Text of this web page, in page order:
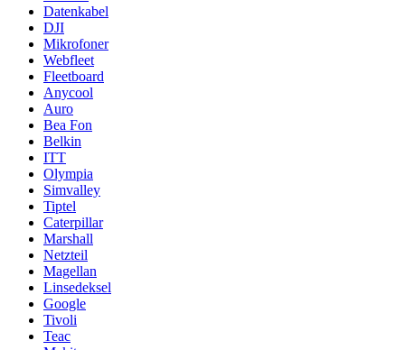
Datenkabel
DJI
Mikrofoner
Webfleet
Fleetboard
Anycool
Auro
Bea Fon
Belkin
ITT
Olympia
Simvalley
Tiptel
Caterpillar
Marshall
Netzteil
Magellan
Linsedeksel
Google
Tivoli
Teac